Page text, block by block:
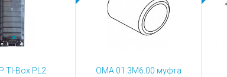
TI-Box PL2
ОМА 01.3М6.00 муфта